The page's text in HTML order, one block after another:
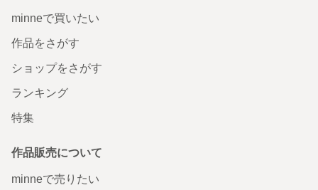
minneで買いたい
作品をさがす
ショップをさがす
ランキング
特集
作品販売について
minneで売りたい